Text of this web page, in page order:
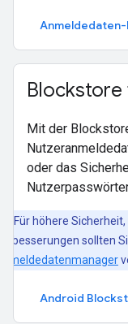
Mit der
oder das
Für höhere
sollten
Android